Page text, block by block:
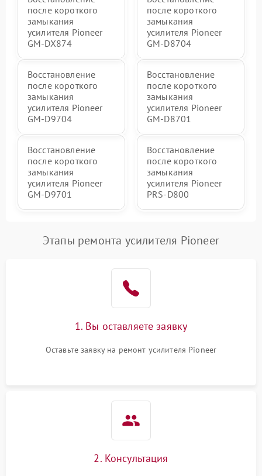
после короткого
замыкания
усилителя Pioneer
GM-DX874
после короткого
замыкания
усилителя Pioneer
GM-D8704
Восстановление
после короткого
замыкания
усилителя Pioneer
GM-D9704
Восстановление
после короткого
замыкания
усилителя Pioneer
GM-D8701
Восстановление
после короткого
замыкания
усилителя Pioneer
GM-D9701
Восстановление
после короткого
замыкания
усилителя Pioneer
PRS-D800
Этапы ремонта усилителя Pioneer
1. Вы оставляете заявку
Оставьте заявку на ремонт усилителя Pioneer
2. Консультация